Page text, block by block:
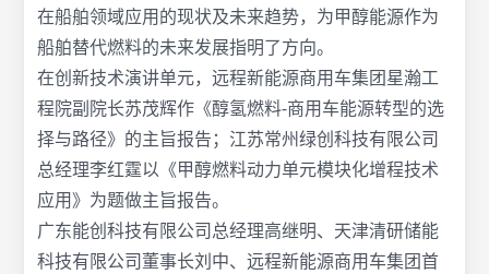
在船舶领域应用的现状及未来趋势，为甲醇能源作为
船舶替代燃料的未来发展指明了方向。
在创新技术演讲单元，远程新能源商用车集团星瀚工
程院副院长苏茂辉作《醇氢燃料-商用车能源转型的选
择与路径》的主旨报告；江苏常州绿创科技有限公司
总经理李红霆以《甲醇燃料动力单元模块化增程技术
应用》为题做主旨报告。
广东能创科技有限公司总经理高继明、天津清研储能
科技有限公司董事长刘中、远程新能源商用车集团首